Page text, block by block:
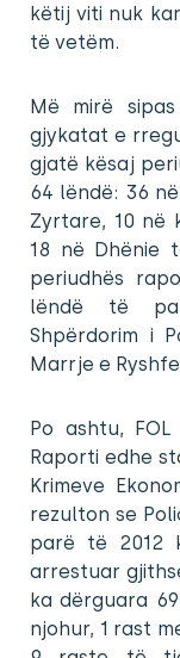
këtij viti nuk
të vetëm.
Më mirë
gjykatat e
gjatë kësaj
64 lëndë: 36
Zyrtare, 10 në
18 në Dhënie
periudhës
lëndë të
Shpërdorim i
Marrje e
Po ashtu,
Raporti edhe
Krimeve
rezulton se
parë të 2012
arrestuar
ka dërguara
njohur, 1 rast